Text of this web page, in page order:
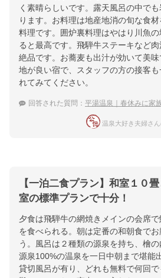
く素晴らしいです。露天風呂の中で
ります。お料理は地産地消の旬な食
料理です。囲炉裏料理はやはり川魚
ると最高です。飛騨牛ステーキなど
絶品です。お蕎麦も出汁が効いて美
地が良い宿で、スタッフの方の接客
れてみてください。
回答された質問： 平湯温泉｜春休みに家族でのん
温泉大好き夫婦さ
【一泊二食プラン】和室１０
室の標準プランで十分！
夕食は飛騨牛の網焼きメインの会席
を食べられる。朝は定番の和朝食で
う。風呂は２種類の源泉を持ち、檜
源泉100%の温泉を一日中朝まで堪能
貸切風呂が有り、どれも無料で何回